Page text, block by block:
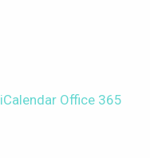
iCalendar Office 365